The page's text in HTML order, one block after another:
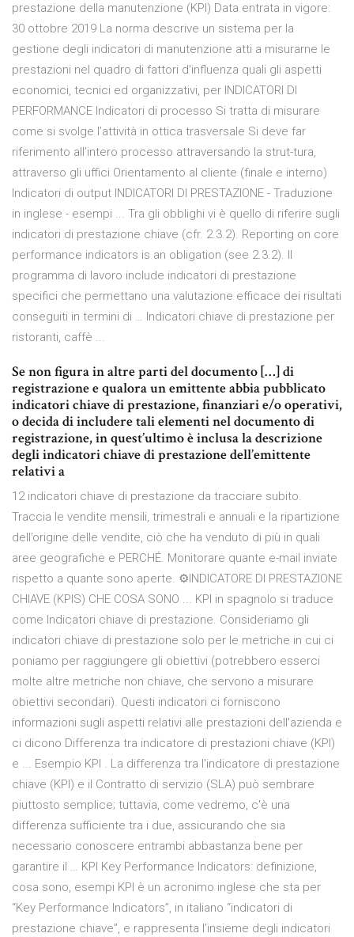
prestazione della manutenzione (KPI) Data entrata in vigore:
30 ottobre 2019 La norma descrive un sistema per la
gestione degli indicatori di manutenzione atti a misurarne le
prestazioni nel quadro di fattori d'influenza quali gli aspetti
economici, tecnici ed organizzativi, per INDICATORI DI
PERFORMANCE Indicatori di processo Si tratta di misurare
come si svolge l’attività in ottica trasversale Si deve far
riferimento all’intero processo attraversando la strut-tura,
attraverso gli uffici Orientamento al cliente (finale e interno)
Indicatori di output INDICATORI DI PRESTAZIONE - Traduzione
in inglese - esempi ... Tra gli obblighi vi è quello di riferire sugli
indicatori di prestazione chiave (cfr. 2.3.2). Reporting on core
performance indicators is an obligation (see 2.3.2). Il
programma di lavoro include indicatori di prestazione
specifici che permettano una valutazione efficace dei risultati
conseguiti in termini di … Indicatori chiave di prestazione per
ristoranti, caffè ...
Se non figura in altre parti del documento […] di
registrazione e qualora un emittente abbia pubblicato
indicatori chiave di prestazione, finanziari e/o operativi,
o decida di includere tali elementi nel documento di
registrazione, in quest’ultimo è inclusa la descrizione
degli indicatori chiave di prestazione dell’emittente
relativi a
12 indicatori chiave di prestazione da tracciare subito.
Traccia le vendite mensili, trimestrali e annuali e la ripartizione
dell’origine delle vendite, ciò che ha venduto di più in quali
aree geografiche e PERCHÉ. Monitorare quante e-mail inviate
rispetto a quante sono aperte. ⚙INDICATORE DI PRESTAZIONE
CHIAVE (KPIS) CHE COSA SONO ... KPI in spagnolo si traduce
come Indicatori chiave di prestazione. Consideriamo gli
indicatori chiave di prestazione solo per le metriche in cui ci
poniamo per raggiungere gli obiettivi (potrebbero esserci
molte altre metriche non chiave, che servono a misurare
obiettivi secondari). Questi indicatori ci forniscono
informazioni sugli aspetti relativi alle prestazioni dell'azienda e
ci dicono Differenza tra indicatore di prestazioni chiave (KPI)
e ... Esempio KPI . La differenza tra l'indicatore di prestazione
chiave (KPI) e il Contratto di servizio (SLA) può sembrare
piuttosto semplice; tuttavia, come vedremo, c'è una
differenza sufficiente tra i due, assicurando che sia
necessario conoscere entrambi abbastanza bene per
garantire il … KPI Key Performance Indicators: definizione,
cosa sono, esempi KPI è un acronimo inglese che sta per
“Key Performance Indicators”, in italiano “indicatori di
prestazione chiave”, e rappresenta l’insieme degli indicatori